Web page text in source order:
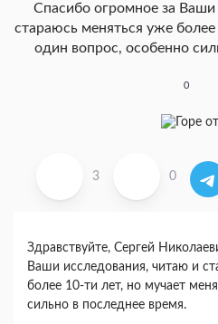
Спасибо огромное за
стараюсь меняться уже
один вопрос, особенно
0
3 0
Здравствуйте, Сергей
Ваши исследования, читаю и
более 10-ти лет, но мучает
сильно в последнее время.